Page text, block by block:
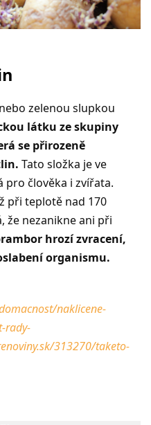
zelenou slupkou
látku ze skupiny
se přirozeně
Tato složka je ve
pro člověka i zvířata.
při teplotě nad 170
že nezanikne ani při
hrozí zvracení,
organismu.
naklicene-
rady-
313270/taketo-